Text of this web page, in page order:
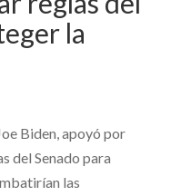
la
Biden, apoyó por
del Senado para
las